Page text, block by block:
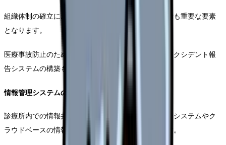
組織体制の確立においては、医療安全管理体制の整備も重要な要素
となります。
医療事故防止のための指針作成や、インシデント・アクシデント報
告システムの構築も必要不可欠です。
情報管理システムの構築
診療所内での情報共有を円滑に行うため、電子カルテシステムやク
ラウドベースの情報管理システムの導入が効果的です。